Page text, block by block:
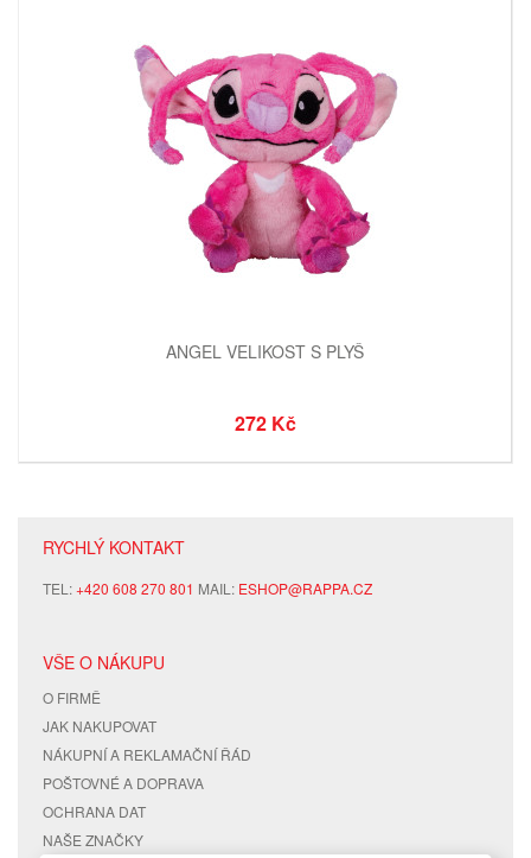
ANGEL VELIKOST S PLYŠ
272 Kč
RYCHLÝ KONTAKT
TEL:+420 608 270 801 MAIL: ESHOP@RAPPA.CZ
VŠE O NÁKUPU
O FIRMĚ
JAK NAKUPOVAT
NÁKUPNÍ A REKLAMAČNÍ ŘÁD
POŠTOVNÉ A DOPRAVA
OCHRANA DAT
NAŠE ZNAČKY